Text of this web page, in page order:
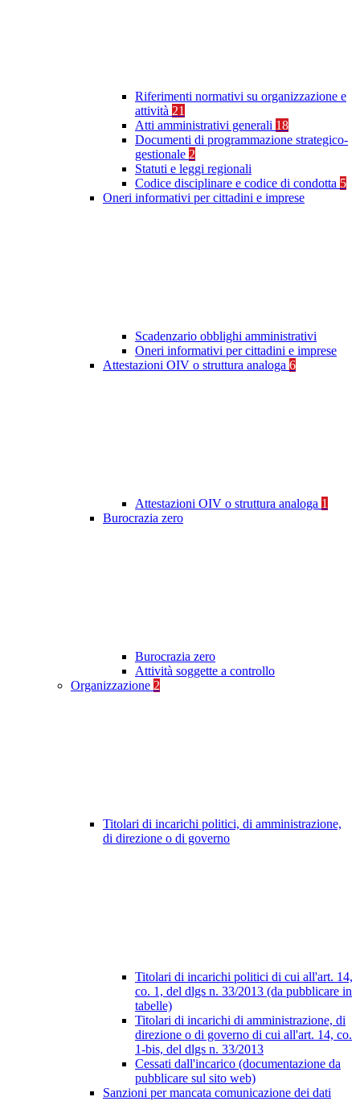
Riferimenti normativi su organizzazione e
attività 21
Atti amministrativi generali 18
Documenti di programmazione strategico-
gestionale 2
Statuti e leggi regionali
Codice disciplinare e codice di condotta 5
Oneri informativi per cittadini e imprese
Scadenzario obblighi amministrativi
Oneri informativi per cittadini e imprese
Attestazioni OIV o struttura analoga 6
Attestazioni OIV o struttura analoga 1
Burocrazia zero
Burocrazia zero
Attività soggette a controllo
Organizzazione 2
Titolari di incarichi politici, di amministrazione,
di direzione o di governo
Titolari di incarichi politici di cui all'art. 14,
co. 1, del dlgs n. 33/2013 (da pubblicare in
tabelle)
Titolari di incarichi di amministrazione, di
direzione o di governo di cui all'art. 14, co.
1-bis, del dlgs n. 33/2013
Cessati dall'incarico (documentazione da
pubblicare sul sito web)
Sanzioni per mancata comunicazione dei dati